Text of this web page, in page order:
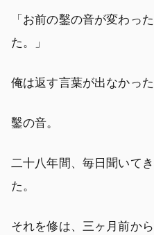
「お前の鑿の音が変わっ
た。」
俺は返す言葉が出なかった
鑿の音。
二十八年間、毎日聞いて
た。
それを修は、三ヶ月前から